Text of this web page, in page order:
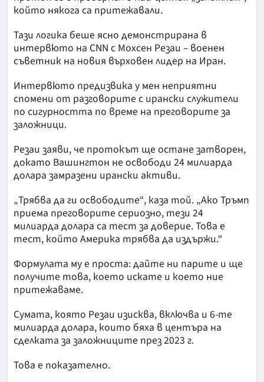
който някога са притежавали.
Тази логика беше ясно демонстрирана в
интервюто на CNN с Мохсен Резаи – военен
съветник на новия върховен лидер на Иран.
Интервюто предизвика у мен неприятни
спомени от разговорите с ирански служители
по сигурността по време на преговорите за
заложници.
Резаи заяви, че протокът ще остане затворен,
докато Вашингтон не освободи 24 милиарда
долара замразени ирански активи.
„Трябва да ги освободите“, каза той. „Ако Тръмп
приема преговорите сериозно, тези 24
милиарда долара са тест за доверие. Това е
тест, който Америка трябва да издържи.“
Формулата му е проста: дайте ни парите и ще
получите това, което искате и което ние
притежаваме.
Сумата, която Резаи изисква, включва и 6-те
милиарда долара, които бяха в центъра на
сделката за заложниците през 2023 г.
Това е показателно.